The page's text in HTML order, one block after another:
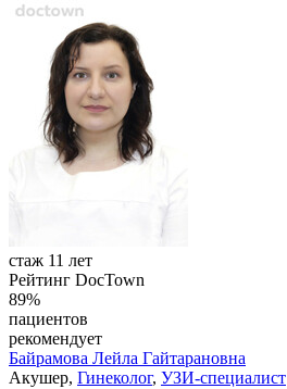
стаж 11 лет
Рейтинг DocTown
89%
пациентов
рекомендует
Байрамова Лейла Гайтарановна
Акушер, Гинеколог, УЗИ-специалист